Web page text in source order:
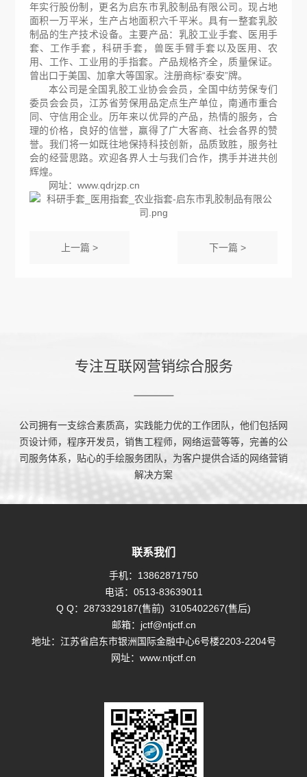
年实行股份制，更名为启东市乳胶制品有限公司。现占地
面积一万平米，生产占地面积六千平米。具有一整套乳胶
制品的生产技术设备。主要产品：乳胶工业手套、医用手
套、工作手套，科研手套，兽医手臂手套以及医用、农
用、工作、工业用的手指套。产品规格齐全，质量保证。
曾出口于美国、加拿大等国家。注册商标“泰安”牌。
本公司是全国乳胶工业协会会员，全国中纺劳保专们
委员会会员，江苏省劳保用品定点生产单位，南通市重合
同、守信用企业。历年来以优异的产品，热情的服务，合
理的价格，良好的信誉，赢得了广大客商、社会各界的赞
誉。我们将一如既往地保持科技创新，品质致胜，服务社
会的经营思路。欢迎各界人士与我们合作，携手并进共创
辉煌。
网址：www.qdrjzp.cn
上一篇 > 下一篇 >
专注互联网营销综合服务
公司拥有一支综合素质高，实践能力优的工作团队，他们包括网
页设计师，程序开发员，销售工程师，网络运营等等，完善的公
司服务体系，贴心的手绘服务团队，为客户提供合适的网络营销
解决方案
联系我们
手机： 13862871750
电话： 0513-83639011
Q Q： 2873329187(售前) 3105402267(售后)
邮箱： jctf@ntjctf.cn
地址：江苏省启东市银洲国际金融中心6号楼2203-2204号
网址： www.ntjctf.cn